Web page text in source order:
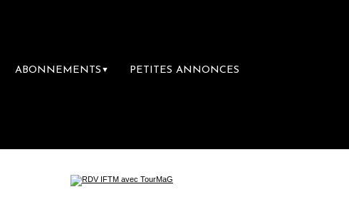
ABONNEMENTS ▼ PETITES ANNONCES